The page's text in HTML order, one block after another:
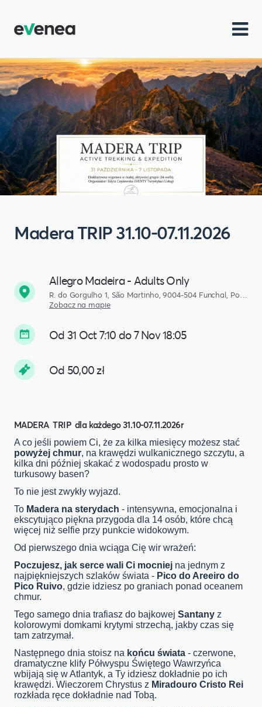
Madera TRIP 31.10-07.11.2026
Allegro Madeira - Adults Only
R. do Gorgulho 1, São Martinho, 9004-504 Funchal, Portugalia
Zobacz na mapie
Od 31 Oct 7:10 do 7 Nov 18:05
Od 50,00 zł
MADERA TRIPdla każdego31.10-07.11.2026r
A co jeśli powiem Ci, że za kilka miesięcy możesz stać
powyżej chmur, na krawędzi wulkanicznego szczytu, a
kilka dni później skakać z wodospadu prosto w
turkusowy basen?
To nie jest zwykły wyjazd.
To Madera na sterydach - intensywna, emocjonalna i
ekscytująco piękna przygoda dla 14 osób, które chcą
więcej niż selfie przy punkcie widokowym.
Od pierwszego dnia wciąga Cię wir wrażeń:
Poczujesz, jak serce wali Ci mocniej na jednym z
najpiękniejszych szlaków świata - Pico do Areeiro do
Pico Ruivo, gdzie idziesz po graniach ponad oceanem
chmur.
Tego samego dnia trafiasz do bajkowej Santany z
kolorowymi domkami krytymi strzechą, jakby czas się
tam zatrzymał.
Następnego dnia stoisz na końcu świata - czerwone,
dramatyczne klify Półwyspu Świętego Wawrzyńca
wbijają się w Atlantyk, a Ty idziesz dokładnie po ich
krawędzi. Wieczorem Chrystus z Miradouro Cristo Rei
rozkłada ręce dokładnie nad Tobą.